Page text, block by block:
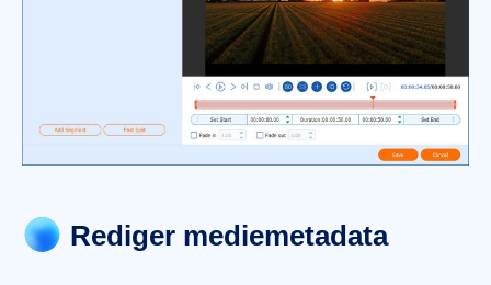
Rediger mediemetadata